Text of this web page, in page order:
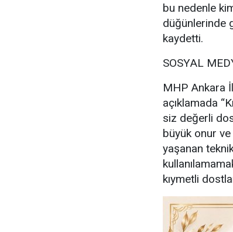
bu nedenle
düğünlerinde
kaydetti.
SOSYAL
MHP Ankara
açıklamada
siz değerli
büyük onur
yaşanan
kıymetli